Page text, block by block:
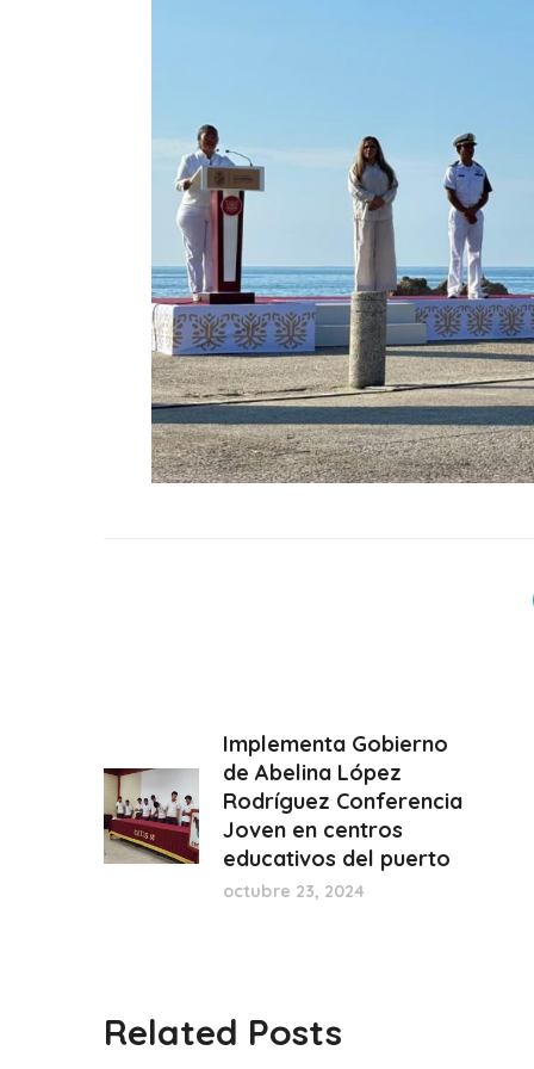
Implementa Gobierno
de Abelina López
Rodríguez Conferencia
Joven en centros
educativos del puerto
octubre 23, 2024
Related Posts